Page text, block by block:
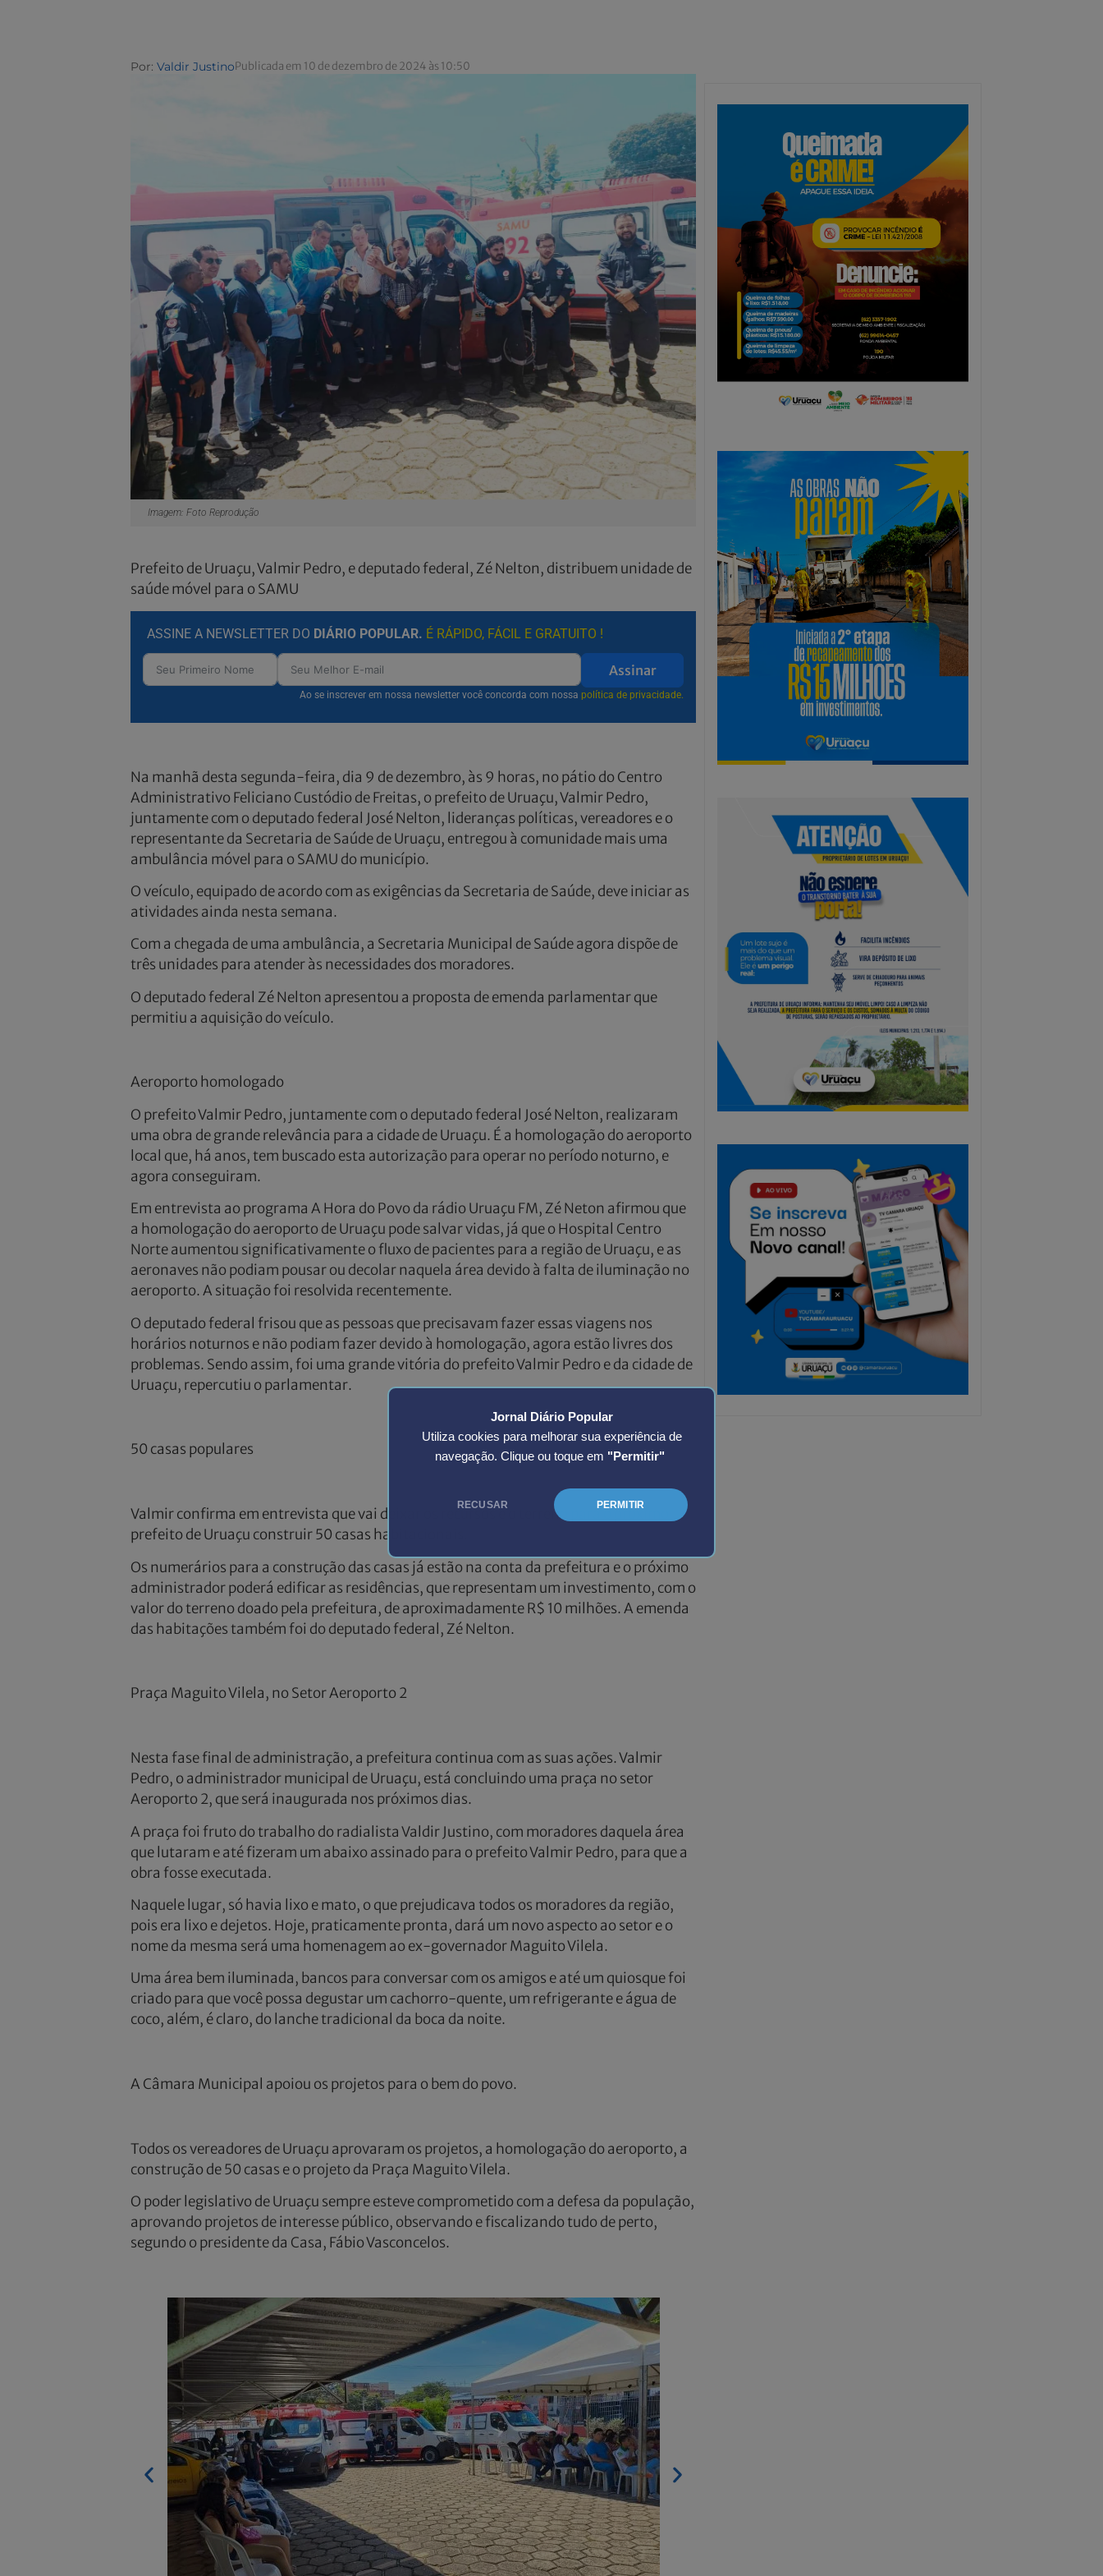
Jornal Diário Popular
Utiliza cookies para melhorar sua experiência de
navegação. Clique ou toque em "Permitir"
RECUSAR PERMITIR
Por: Valdir JustinoPublicada em 10 de dezembro de 2024 às 10:50
Imagem: Foto Reprodução
Prefeito de Uruaçu, Valmir Pedro, e deputado federal, Zé Nelton, distribuem unidade de
saúde móvel para o SAMU
ASSINE A NEWSLETTER DO DIÁRIO POPULAR. É RÁPIDO, FÁCIL E GRATUITO !
Assinar
Ao se inscrever em nossa newsletter você concorda com nossa política de privacidade.
Na manhã desta segunda-feira, dia 9 de dezembro, às 9 horas, no pátio do Centro
Administrativo Feliciano Custódio de Freitas, o prefeito de Uruaçu, Valmir Pedro,
juntamente com o deputado federal José Nelton, lideranças políticas, vereadores e o
representante da Secretaria de Saúde de Uruaçu, entregou à comunidade mais uma
ambulância móvel para o SAMU do município.
O veículo, equipado de acordo com as exigências da Secretaria de Saúde, deve iniciar as
atividades ainda nesta semana.
Com a chegada de uma ambulância, a Secretaria Municipal de Saúde agora dispõe de
três unidades para atender às necessidades dos moradores.
O deputado federal Zé Nelton apresentou a proposta de emenda parlamentar que
permitiu a aquisição do veículo.
Aeroporto homologado
O prefeito Valmir Pedro, juntamente com o deputado federal José Nelton, realizaram
uma obra de grande relevância para a cidade de Uruaçu. É a homologação do aeroporto
local que, há anos, tem buscado esta autorização para operar no período noturno, e
agora conseguiram.
Em entrevista ao programa A Hora do Povo da rádio Uruaçu FM, Zé Neton afirmou que
a homologação do aeroporto de Uruaçu pode salvar vidas, já que o Hospital Centro
Norte aumentou significativamente o fluxo de pacientes para a região de Uruaçu, e as
aeronaves não podiam pousar ou decolar naquela área devido à falta de iluminação no
aeroporto. A situação foi resolvida recentemente.
O deputado federal frisou que as pessoas que precisavam fazer essas viagens nos
horários noturnos e não podiam fazer devido à homologação, agora estão livres dos
problemas. Sendo assim, foi uma grande vitória do prefeito Valmir Pedro e da cidade de
Uruaçu, repercutiu o parlamentar.
50 casas populares
Valmir confirma em entrevista que vai deixar os recursos e o terreno para o próximo
prefeito de Uruaçu construir 50 casas habitacionais.
Os numerários para a construção das casas já estão na conta da prefeitura e o próximo
administrador poderá edificar as residências, que representam um investimento, com o
valor do terreno doado pela prefeitura, de aproximadamente R$ 10 milhões. A emenda
das habitações também foi do deputado federal, Zé Nelton.
Praça Maguito Vilela, no Setor Aeroporto 2
Nesta fase final de administração, a prefeitura continua com as suas ações. Valmir
Pedro, o administrador municipal de Uruaçu, está concluindo uma praça no setor
Aeroporto 2, que será inaugurada nos próximos dias.
A praça foi fruto do trabalho do radialista Valdir Justino, com moradores daquela área
que lutaram e até fizeram um abaixo assinado para o prefeito Valmir Pedro, para que a
obra fosse executada.
Naquele lugar, só havia lixo e mato, o que prejudicava todos os moradores da região,
pois era lixo e dejetos. Hoje, praticamente pronta, dará um novo aspecto ao setor e o
nome da mesma será uma homenagem ao ex-governador Maguito Vilela.
Uma área bem iluminada, bancos para conversar com os amigos e até um quiosque foi
criado para que você possa degustar um cachorro-quente, um refrigerante e água de
coco, além, é claro, do lanche tradicional da boca da noite.
A Câmara Municipal apoiou os projetos para o bem do povo.
Todos os vereadores de Uruaçu aprovaram os projetos, a homologação do aeroporto, a
construção de 50 casas e o projeto da Praça Maguito Vilela.
O poder legislativo de Uruaçu sempre esteve comprometido com a defesa da população,
aprovando projetos de interesse público, observando e fiscalizando tudo de perto,
segundo o presidente da Casa, Fábio Vasconcelos.